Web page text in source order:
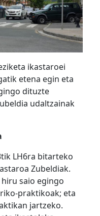
ikastaroei
etena egin eta
dituzte
udaltzainak
LH6ra bitarteko
Zubeldiak.
saio egingo
praktikoak; eta
jartzeko.